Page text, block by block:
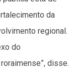
da
regional.
do
disse.